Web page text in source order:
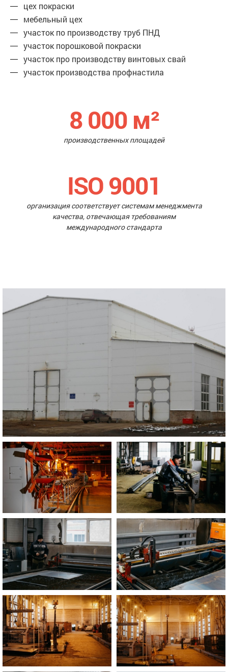
цех покраски
мебельный цех
участок по производству труб ПНД
участок порошковой покраски
участок про производству винтовых свай
участок производства профнастила
8 000 м²
производственных площадей
ISO 9001
организация соответствует системам менеджмента
качества, отвечающая требованиям
международного стандарта